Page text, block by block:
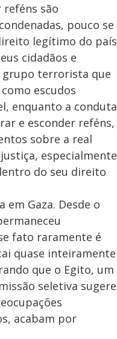
são
pouco se
legítimo do país
cidadãos e
terrorista que
escudos
enquanto a conduta
e esconder reféns,
sobre a real
especialmente
do seu direito
Gaza. Desde o
fato raramente é
quase inteiramente
que o Egito, um
seletiva sugere
acabam por